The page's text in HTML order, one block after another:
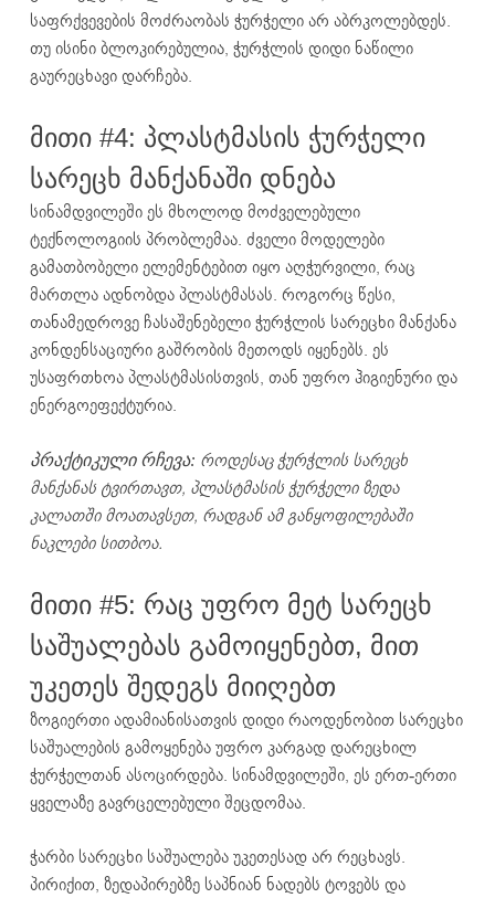
საფრქვევების მოძრაობას ჭურჭელი არ აბრკოლებდეს.
თუ ისინი ბლოკირებულია, ჭურჭლის დიდი ნაწილი
გაურეცხავი დარჩება.
მითი #4: პლასტმასის ჭურჭელი
სარეცხ მანქანაში დნება
სინამდვილეში ეს მხოლოდ მოძველებული
ტექნოლოგიის პრობლემაა. ძველი მოდელები
გამათბობელი ელემენტებით იყო აღჭურვილი, რაც
მართლა ადნობდა პლასტმასას. როგორც წესი,
თანამედროვე ჩასაშენებელი ჭურჭლის სარეცხი მანქანა
კონდენსაციური გაშრობის მეთოდს იყენებს. ეს
უსაფრთხოა პლასტმასისთვის, თან უფრო ჰიგიენური და
ენერგოეფექტურია.
პრაქტიკული რჩევა: როდესაც ჭურჭლის სარეცხ
მანქანას ტვირთავთ, პლასტმასის ჭურჭელი ზედა
კალათში მოათავსეთ, რადგან ამ განყოფილებაში
ნაკლები სითბოა.
მითი #5: რაც უფრო მეტ სარეცხ
საშუალებას გამოიყენებთ, მით
უკეთეს შედეგს მიიღებთ
ზოგიერთი ადამიანისათვის დიდი რაოდენობით სარეცხი
საშუალების გამოყენება უფრო კარგად დარეცხილ
ჭურჭელთან ასოცირდება. სინამდვილეში, ეს ერთ-ერთი
ყველაზე გავრცელებული შეცდომაა.
ჭარბი სარეცხი საშუალება უკეთესად არ რეცხავს.
პირიქით, ზედაპირებზე საპნიან ნადებს ტოვებს და